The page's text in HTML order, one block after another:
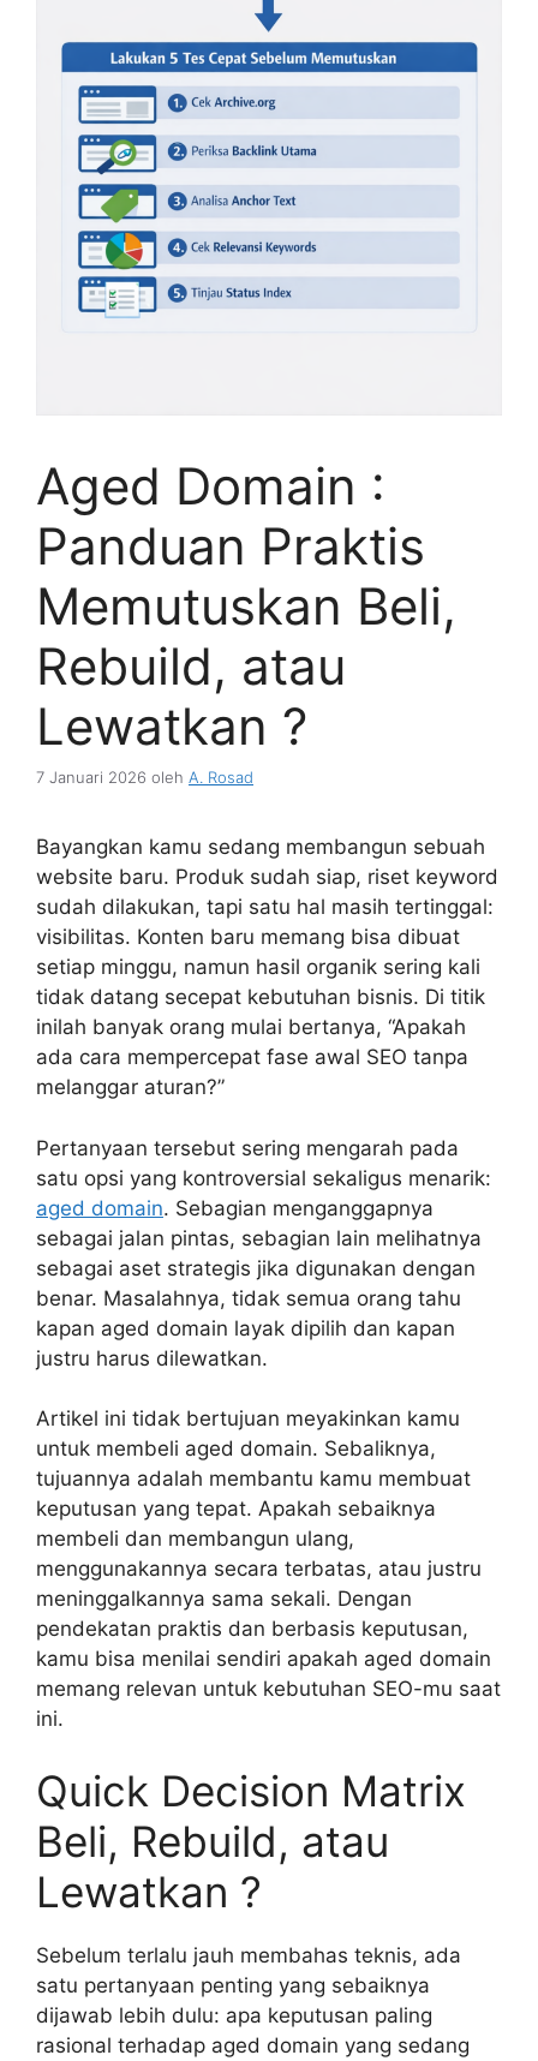
Aged Domain :
Panduan Praktis
Memutuskan Beli,
Rebuild, atau
Lewatkan ?
7 Januari 2026 oleh A. Rosad
Bayangkan kamu sedang membangun sebuah
website baru. Produk sudah siap, riset keyword
sudah dilakukan, tapi satu hal masih tertinggal:
visibilitas. Konten baru memang bisa dibuat
setiap minggu, namun hasil organik sering kali
tidak datang secepat kebutuhan bisnis. Di titik
inilah banyak orang mulai bertanya, “Apakah
ada cara mempercepat fase awal SEO tanpa
melanggar aturan?”
Pertanyaan tersebut sering mengarah pada
satu opsi yang kontroversial sekaligus menarik:
aged domain. Sebagian menganggapnya
sebagai jalan pintas, sebagian lain melihatnya
sebagai aset strategis jika digunakan dengan
benar. Masalahnya, tidak semua orang tahu
kapan aged domain layak dipilih dan kapan
justru harus dilewatkan.
Artikel ini tidak bertujuan meyakinkan kamu
untuk membeli aged domain. Sebaliknya,
tujuannya adalah membantu kamu membuat
keputusan yang tepat. Apakah sebaiknya
membeli dan membangun ulang,
menggunakannya secara terbatas, atau justru
meninggalkannya sama sekali. Dengan
pendekatan praktis dan berbasis keputusan,
kamu bisa menilai sendiri apakah aged domain
memang relevan untuk kebutuhan SEO-mu saat
ini.
Quick Decision Matrix
Beli, Rebuild, atau
Lewatkan ?
Sebelum terlalu jauh membahas teknis, ada
satu pertanyaan penting yang sebaiknya
dijawab lebih dulu: apa keputusan paling
rasional terhadap aged domain yang sedang